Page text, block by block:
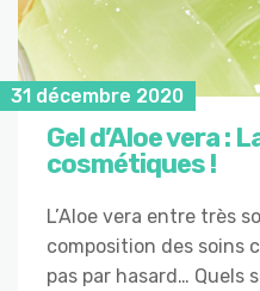
31 décembre 2020
Gel d’Aloe vera :
cosmétiques !
L’Aloe vera entre très
composition des soins
pas par hasard… Quels